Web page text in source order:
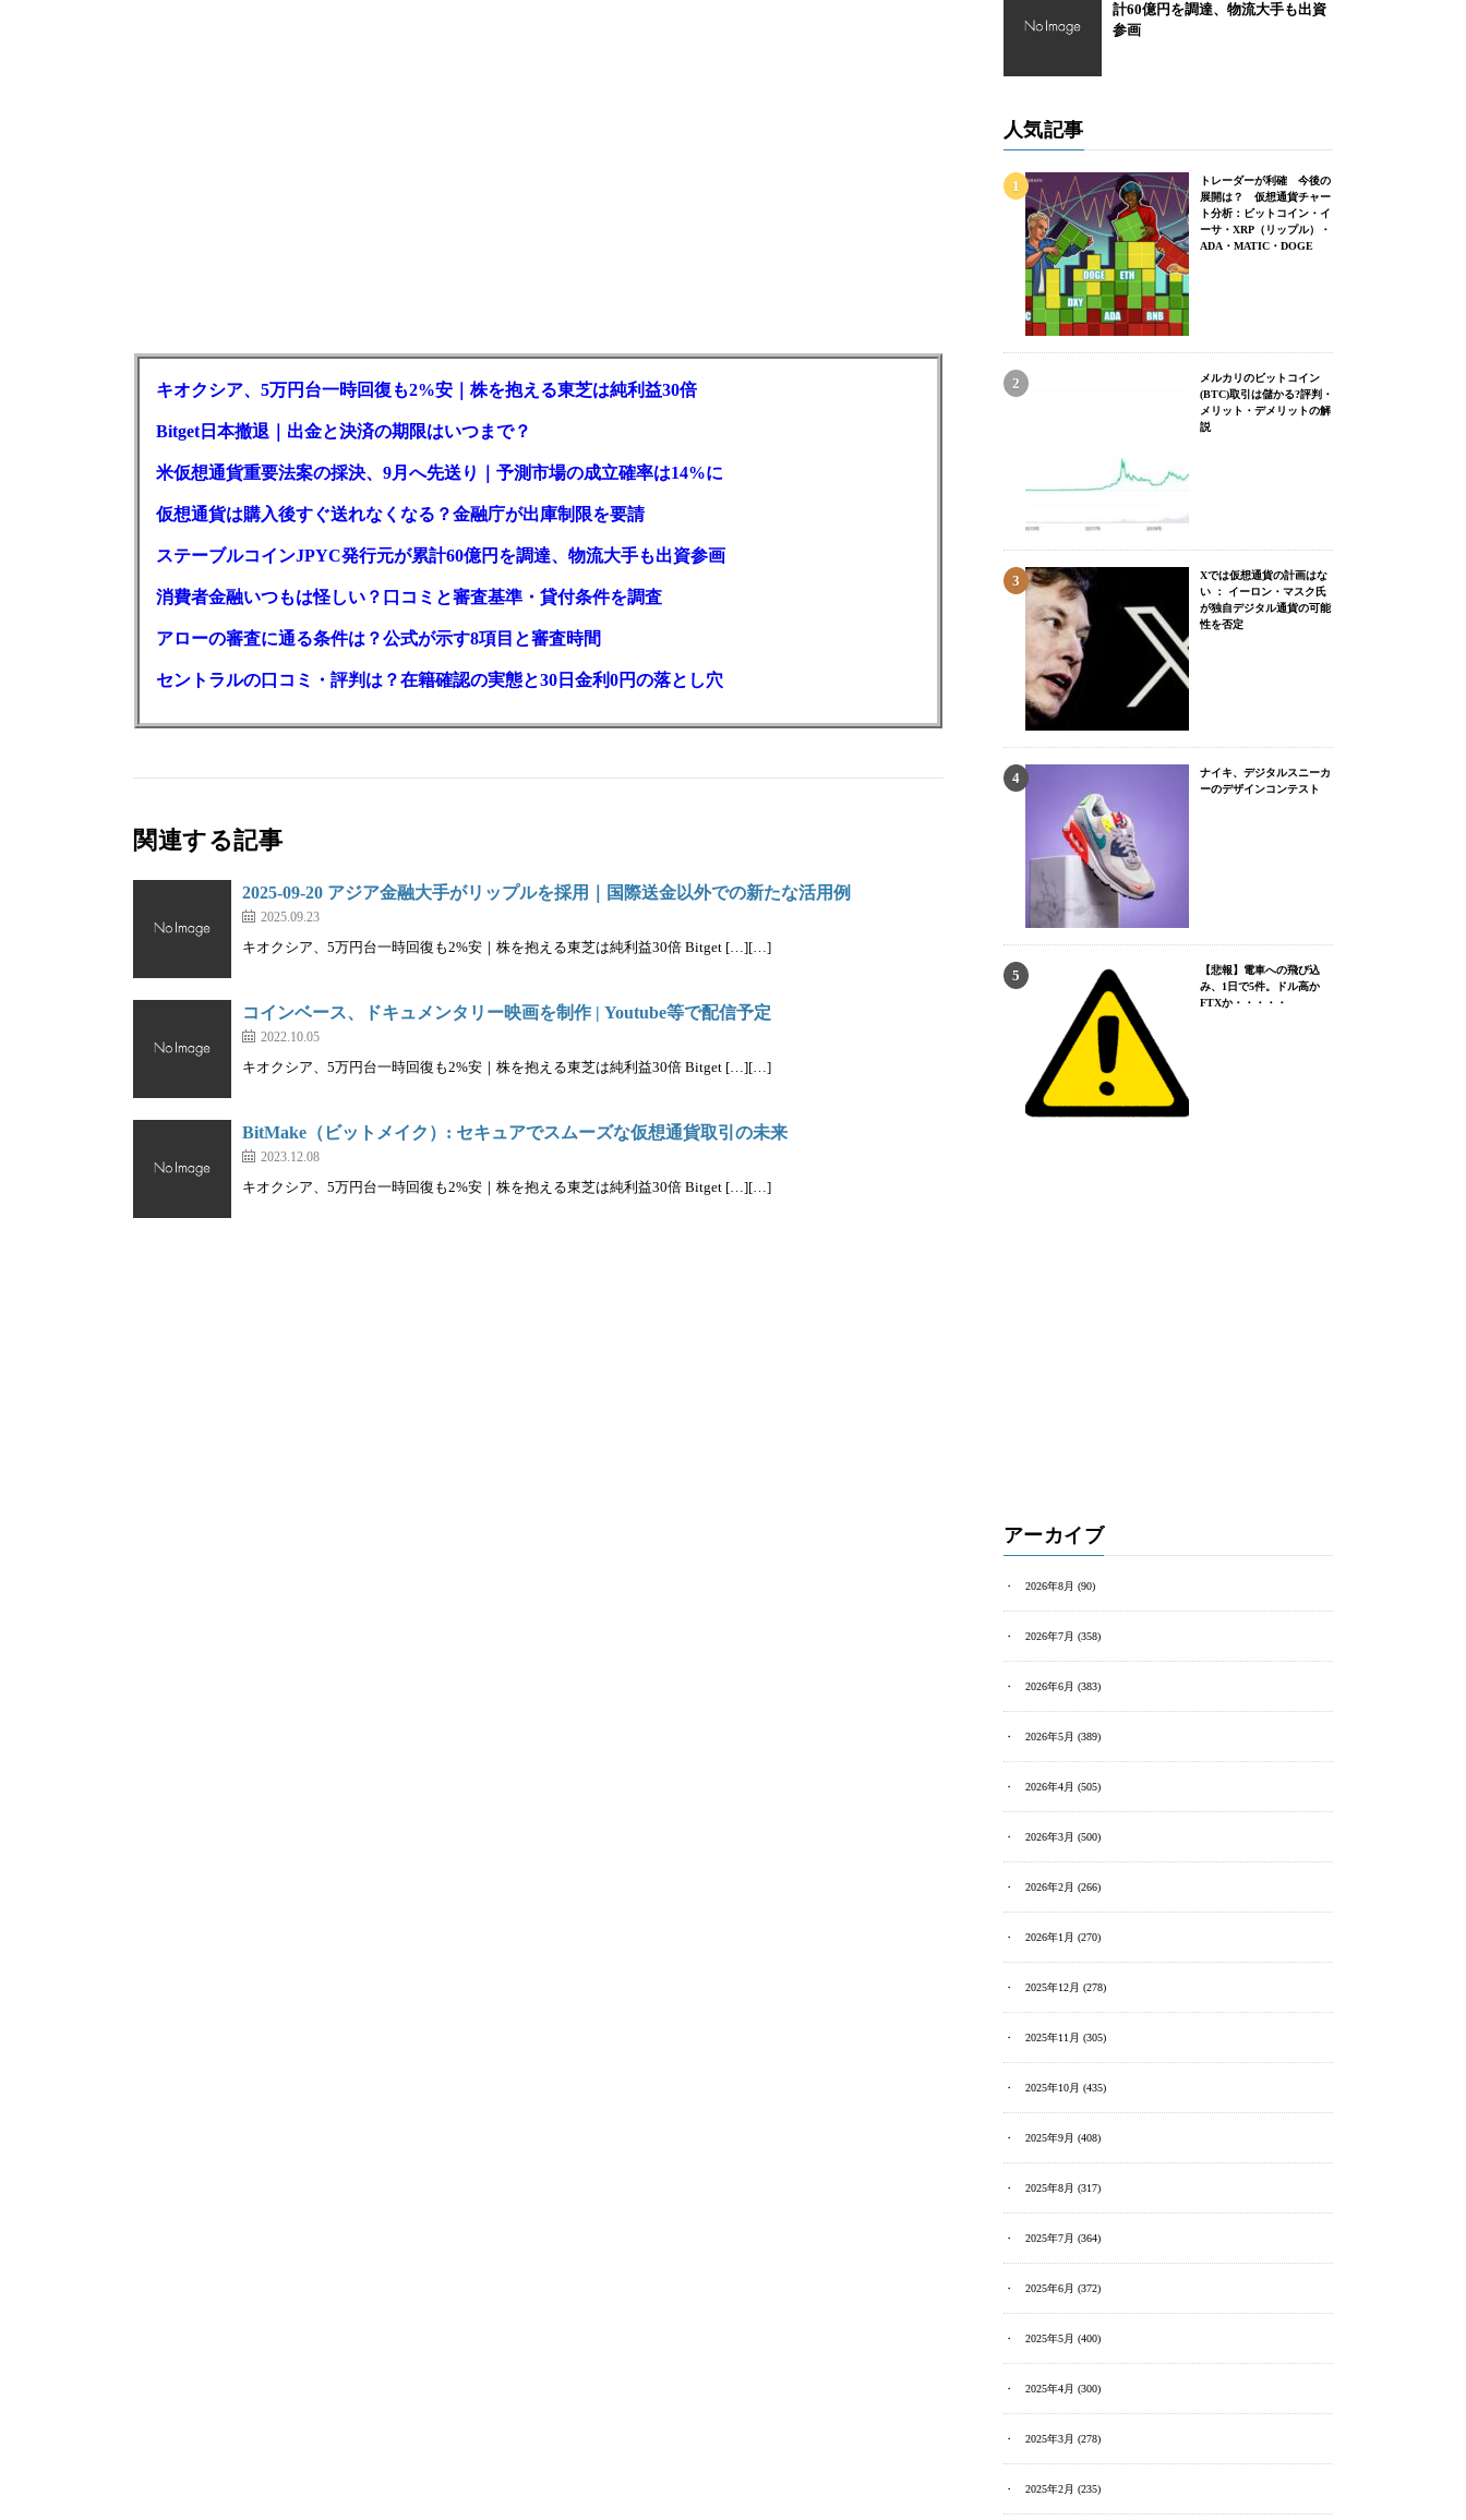
キオクシア、5万円台一時回復も2%安｜株を抱える東芝は純利益30倍
Bitget日本撤退｜出金と決済の期限はいつまで？
米仮想通貨重要法案の採決、9月へ先送り｜予測市場の成立確率は14%に
仮想通貨は購入後すぐ送れなくなる？金融庁が出庫制限を要請
ステーブルコインJPYC発行元が累計60億円を調達、物流大手も出資参画
消費者金融いつもは怪しい？口コミと審査基準・貸付条件を調査
アローの審査に通る条件は？公式が示す8項目と審査時間
セントラルの口コミ・評判は？在籍確認の実態と30日金利0円の落とし穴
関連する記事
2025-09-20 アジア金融大手がリップルを採用｜国際送金以外での新たな活用例
2025.09.23
キオクシア、5万円台一時回復も2%安｜株を抱える東芝は純利益30倍 Bitget […][…]
コインベース、ドキュメンタリー映画を制作 | Youtube等で配信予定
2022.10.05
キオクシア、5万円台一時回復も2%安｜株を抱える東芝は純利益30倍 Bitget […][…]
BitMake（ビットメイク）: セキュアでスムーズな仮想通貨取引の未来
2023.12.08
キオクシア、5万円台一時回復も2%安｜株を抱える東芝は純利益30倍 Bitget […][…]
計60億円を調達、物流大手も出資
参画
人気記事
トレーダーが利確 今後の
展開は？ 仮想通貨チャー
ト分析：ビットコイン・イ
ーサ・XRP（リップル）・
ADA・MATIC・DOGE
メルカリのビットコイン
(BTC)取引は儲かる?評判・
メリット・デメリットの解
説
Xでは仮想通貨の計画はな
い ： イーロン・マスク氏
が独自デジタル通貨の可能
性を否定
ナイキ、デジタルスニーカ
ーのデザインコンテスト
【悲報】電車への飛び込
み、1日で5件。ドル高か
FTXか・・・・・
アーカイブ
2026年8月 (90)
2026年7月 (358)
2026年6月 (383)
2026年5月 (389)
2026年4月 (505)
2026年3月 (500)
2026年2月 (266)
2026年1月 (270)
2025年12月 (278)
2025年11月 (305)
2025年10月 (435)
2025年9月 (408)
2025年8月 (317)
2025年7月 (364)
2025年6月 (372)
2025年5月 (400)
2025年4月 (300)
2025年3月 (278)
2025年2月 (235)